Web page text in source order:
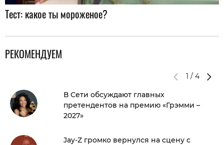
Тест: какое ты мороженое?
РЕКОМЕНДУЕМ
1 / 4
В Сети обсуждают главных
претендентов на премию «Грэмми –
2027»
Jay-Z громко вернулся на сцену с